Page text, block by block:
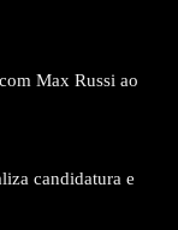
Max Russi ao
candidatura e